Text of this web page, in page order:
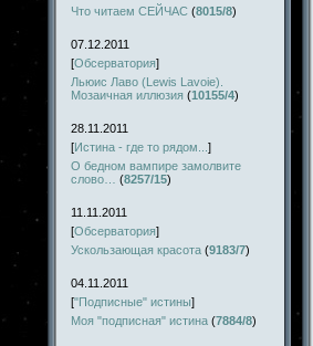
Что читаем СЕЙЧАС (8015/8)
07.12.2011
[Обсерватория]
Льюис Лаво (Lewis Lavoie).
Мозаичная иллюзия (10155/4)
28.11.2011
[Истина - где то рядом... ]
О бедном вампире замолвите
слово…
(8257/15)
11.11.2011
[Обсерватория]
Ускользающая красота (9183/7)
04.11.2011
["Подписные" истины]
Моя "подписная" истина (7884/8)